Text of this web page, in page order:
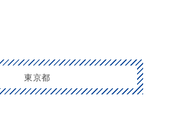
東京都